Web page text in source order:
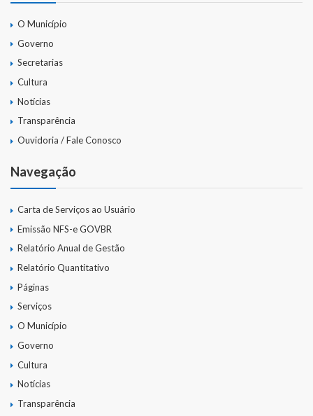
Gestão Saúde – GOVBR
Webmail
O Município
Governo
Secretarias
Cultura
Notícias
Transparência
Ouvidoria / Fale Conosco
Navegação
Carta de Serviços ao Usuário
Emissão NFS-e GOVBR
Relatório Anual de Gestão
Relatório Quantitativo
Páginas
Serviços
O Município
Governo
Cultura
Notícias
Transparência